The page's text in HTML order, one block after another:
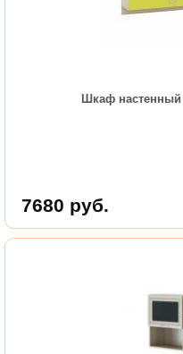
Шкаф настенный
7680 руб.